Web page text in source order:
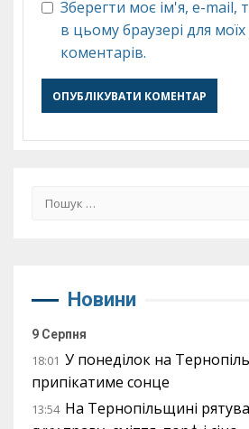
Зберегти моє ім'я, e-mail,
в цьому браузері для
коментарів.
Пошук:
Новини
9 Серпня
18:01 У понеділок на
припікатиме сонце
13:54 На Тернопільщині